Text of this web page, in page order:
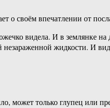
о своём впечатлении от
видела. И в землянке на
жидкости. И
может только глупец или